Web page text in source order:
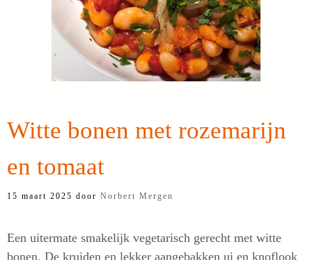
Witte bonen met rozemarijn
en tomaat
15 maart 2025 door Norbert Mergen
Een uitermate smakelijk vegetarisch gerecht met witte
bonen. De kruiden en lekker aangebakken ui en knoflook